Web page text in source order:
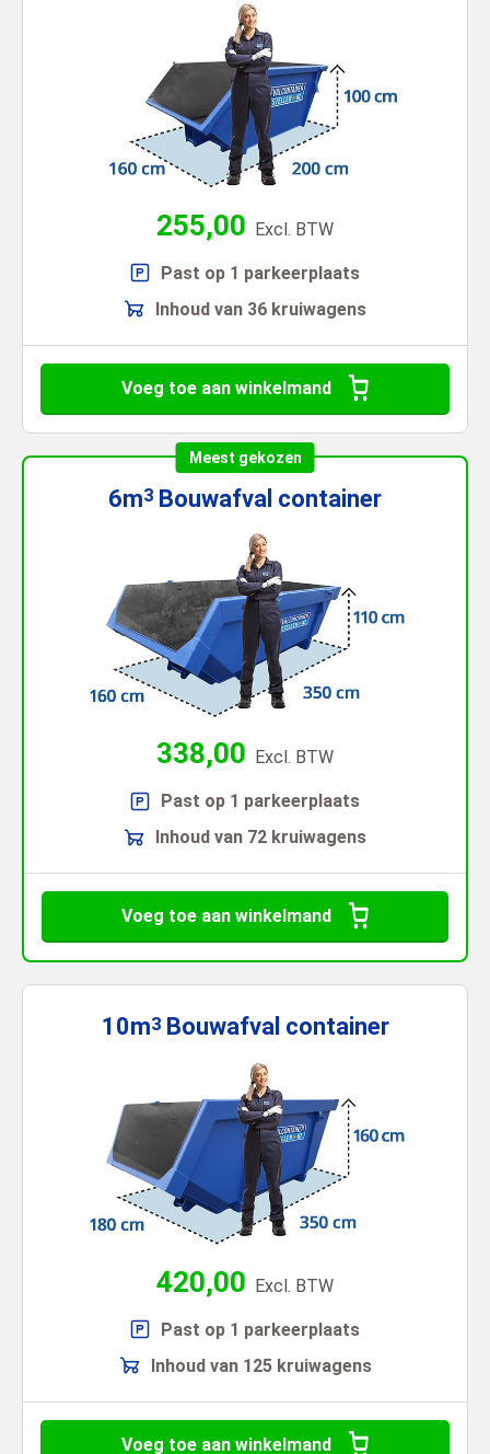
255,00 Excl. BTW
Past op 1 parkeerplaats
Inhoud van 36 kruiwagens
Voeg toe aan winkelmand
Meest gekozen
6m3 Bouwafval container
338,00 Excl. BTW
Past op 1 parkeerplaats
Inhoud van 72 kruiwagens
Voeg toe aan winkelmand
10m3 Bouwafval container
420,00 Excl. BTW
Past op 1 parkeerplaats
Inhoud van 125 kruiwagens
Voeg toe aan winkelmand